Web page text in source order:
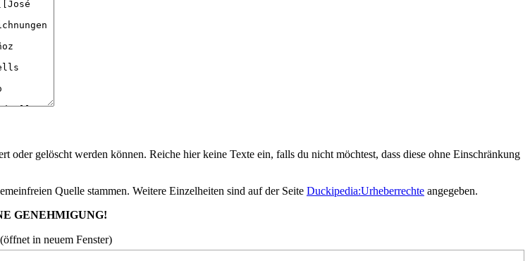
gelöscht werden können. Reiche hier keine Texte ein, falls du nicht möchtest, dass diese ohne Einschränkung
Quelle stammen. Weitere Einzelheiten sind auf der Seite Duckipedia:Urheberrechte angegeben.
GENEHMIGUNG!
(öffnet in neuem Fenster)